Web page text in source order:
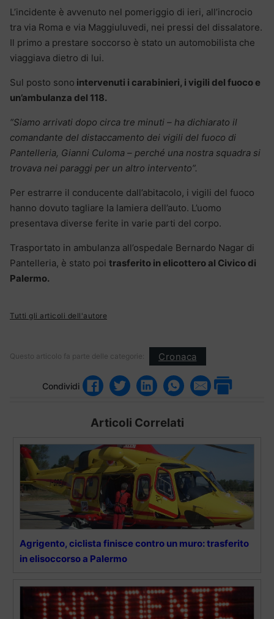
L’incidente è avvenuto nel pomeriggio di ieri, all’incrocio
tra via Roma e via Maggiuluvedi, nei pressi del dissalatore.
Il primo a prestare soccorso è stato un automobilista che
viaggiava dietro di lui.
Sul posto sono intervenuti i carabinieri, i vigili del fuoco e
un’ambulanza del 118.
“Siamo arrivati dopo circa tre minuti – ha dichiarato il
comandante del distaccamento dei vigili del fuoco di
Pantelleria, Gianni Culoma – perché una nostra squadra si
trovava nei paraggi per un altro intervento”.
Per estrarre il conducente dall’abitacolo, i vigili del fuoco
hanno dovuto tagliare la lamiera dell’auto. L’uomo
presentava diverse ferite in varie parti del corpo.
Trasportato in ambulanza all’ospedale Bernardo Nagar di
Pantelleria, è stato poi trasferito in elicottero al Civico di
Palermo.
Tutti gli articoli dell'autore
Questo articolo fa parte delle categorie: Cronaca
Condividi
Articoli Correlati
Agrigento, ciclista finisce contro un muro: trasferito
in elisoccorso a Palermo